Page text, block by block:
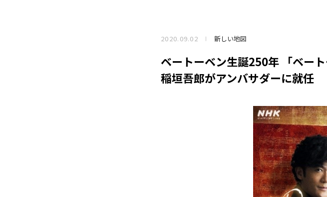
2020.09.02 新しい地図
ベートーベン生誕250年 「ベー
稲垣吾郎がアンバサダーに就任